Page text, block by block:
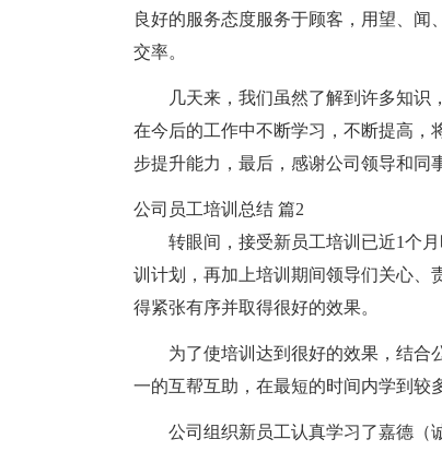
良好的服务态度服务于顾客，用望、
交率。
几天来，我们虽然了解到许多知
在今后的工作中不断学习，不断提高，
步提升能力，最后，感谢公司领导和同
公司员工培训总结 篇2
转眼间，接受新员工培训已近1个
训计划，再加上培训期间领导们关心、
得紧张有序并取得很好的效果。
为了使培训达到很好的效果，结合
一的互帮互助，在最短的时间内学到较
公司组织新员工认真学习了嘉德（